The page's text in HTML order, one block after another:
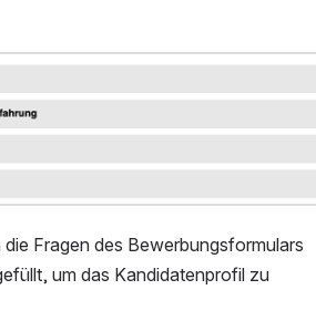
Fragen des Bewerbungsformulars
um das Kandidatenprofil zu